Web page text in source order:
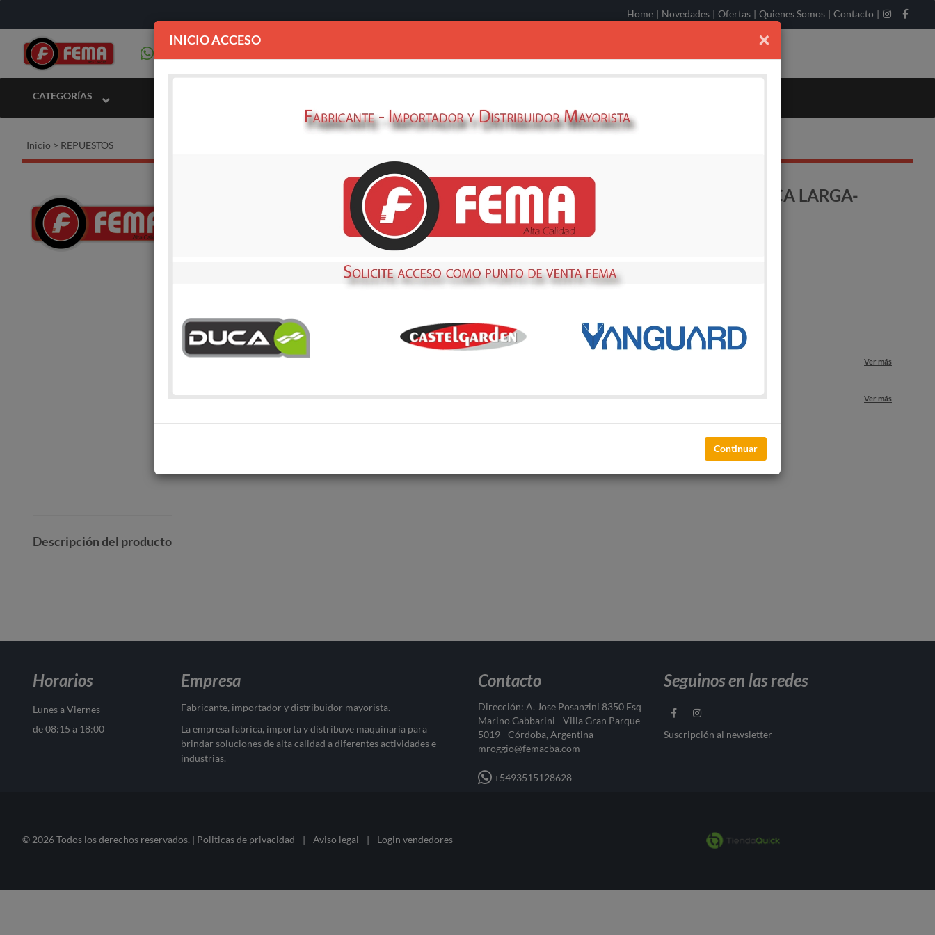
Home | Novedades | Ofertas | Quienes Somos | Contacto |
CATEGORÍAS
Inicio > REPUESTOS
BUJIA FEMA F7TC - W7DC 4 TT-ROSCA LARGA-
HONDA-
69308930
Métodos de envío y retiro
Transporte Habitual
Ver más
Ver más
Descripción del producto
Horarios
Lunes a Viernes
de 08:15 a 18:00
Empresa
Fabricante, importador y distribuidor mayorista.
La empresa fabrica, importa y distribuye maquinaria para
brindar soluciones de alta calidad a diferentes actividades e
industrias.
Contacto
Dirección: A. Jose Posanzini 8350 Esq
Marino Gabbarini - Villa Gran Parque
5019 - Córdoba, Argentina
mroggio@femacba.com
+5493515128628
Seguinos en las redes
Suscripción al newsletter
© 2026 Todos los derechos reservados. | Politicas de privacidad | Aviso legal | Login vendedores
×
INICIO ACCESO
Continuar